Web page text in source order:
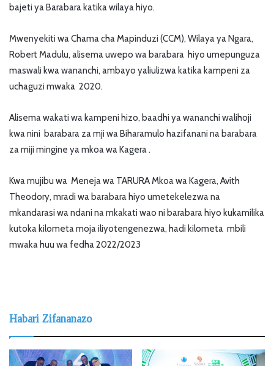
bajeti ya Barabara katika wilaya hiyo.
Mwenyekiti wa Chama cha Mapinduzi (CCM), Wilaya ya Ngara,
Robert Madulu, alisema uwepo wa barabara hiyo umepunguza
maswali kwa wananchi, ambayo yaliulizwa katika kampeni za
uchaguzi mwaka 2020.
Alisema wakati wa kampeni hizo, baadhi ya wananchi walihoji
kwa nini barabara za mji wa Biharamulo hazifanani na barabara
za miji mingine ya mkoa wa Kagera .
Kwa mujibu wa Meneja wa TARURA Mkoa wa Kagera, Avith
Theodory, mradi wa barabara hiyo umetekelezwa na
mkandarasi wa ndani na mkakati wao ni barabara hiyo kukamilika
kutoka kilometa moja iliyotengenezwa, hadi kilometa mbili
mwaka huu wa fedha 2022/2023
Habari Zifananazo